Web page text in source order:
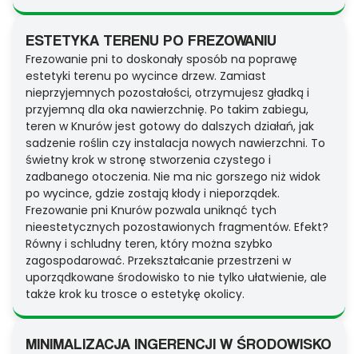
ESTETYKA TERENU PO FREZOWANIU
Frezowanie pni to doskonały sposób na poprawę
estetyki terenu po wycince drzew. Zamiast
nieprzyjemnych pozostałości, otrzymujesz gładką i
przyjemną dla oka nawierzchnię. Po takim zabiegu,
teren w Knurów jest gotowy do dalszych działań, jak
sadzenie roślin czy instalacja nowych nawierzchni. To
świetny krok w stronę stworzenia czystego i
zadbanego otoczenia. Nie ma nic gorszego niż widok
po wycince, gdzie zostają kłody i nieporządek.
Frezowanie pni Knurów pozwala uniknąć tych
nieestetycznych pozostawionych fragmentów. Efekt?
Równy i schludny teren, który można szybko
zagospodarować. Przekształcanie przestrzeni w
uporządkowane środowisko to nie tylko ułatwienie, ale
także krok ku trosce o estetykę okolicy.
MINIMALIZACJA INGERENCJI W ŚRODOWISKO